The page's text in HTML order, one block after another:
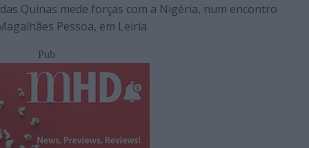
Quinas mede forças com a Nigéria, num encontro
Pessoa, em Leiria.
Pub